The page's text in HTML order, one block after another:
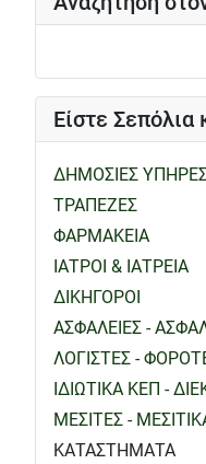
Είστε Σεπόλια
ΔΗΜΟΣΙΕΣ
ΤΡΑΠΕΖΕΣ
ΦΑΡΜΑΚΕΙΑ
ΙΑΤΡΟΙ & ΙΑΤΡΕΙΑ
ΔΙΚΗΓΟΡΟΙ
ΑΣΦΑΛΕΙΕΣ -
ΛΟΓΙΣΤΕΣ -
ΙΔΙΩΤΙΚΑ ΚΕΠ -
ΜΕΣΙΤΕΣ -
ΚΑΤΑΣΤΗΜΑΤΑ